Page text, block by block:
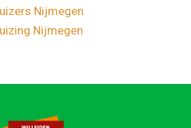
Nijmegen
Nijmegen